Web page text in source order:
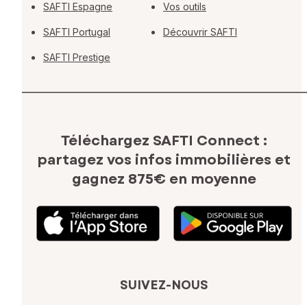
SAFTI Espagne
SAFTI Portugal
SAFTI Prestige
Vos outils
Découvrir SAFTI
Téléchargez SAFTI Connect :
partagez vos infos immobilières et
gagnez 875€ en moyenne
SUIVEZ-NOUS